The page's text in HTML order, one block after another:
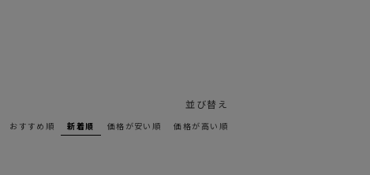
並び替え
おすすめ順 新着順 価格が安い順 価格が高い順